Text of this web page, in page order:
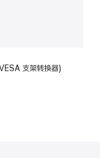
支架转换器)